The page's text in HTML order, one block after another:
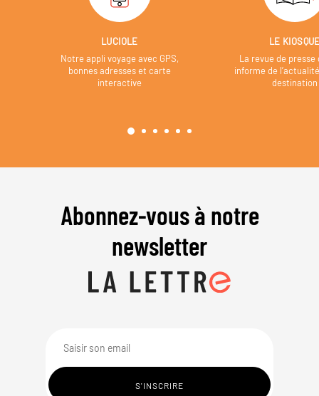
LUCIOLE
Notre appli voyage avec GPS,
bonnes adresses et carte
interactive
LE
La revue de presse
informe de
destination
Abonnez-vous à notre
newsletter